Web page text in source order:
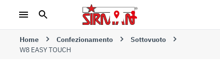
Home Confezionamento
Sottovuoto
W8 EASY TOUCH